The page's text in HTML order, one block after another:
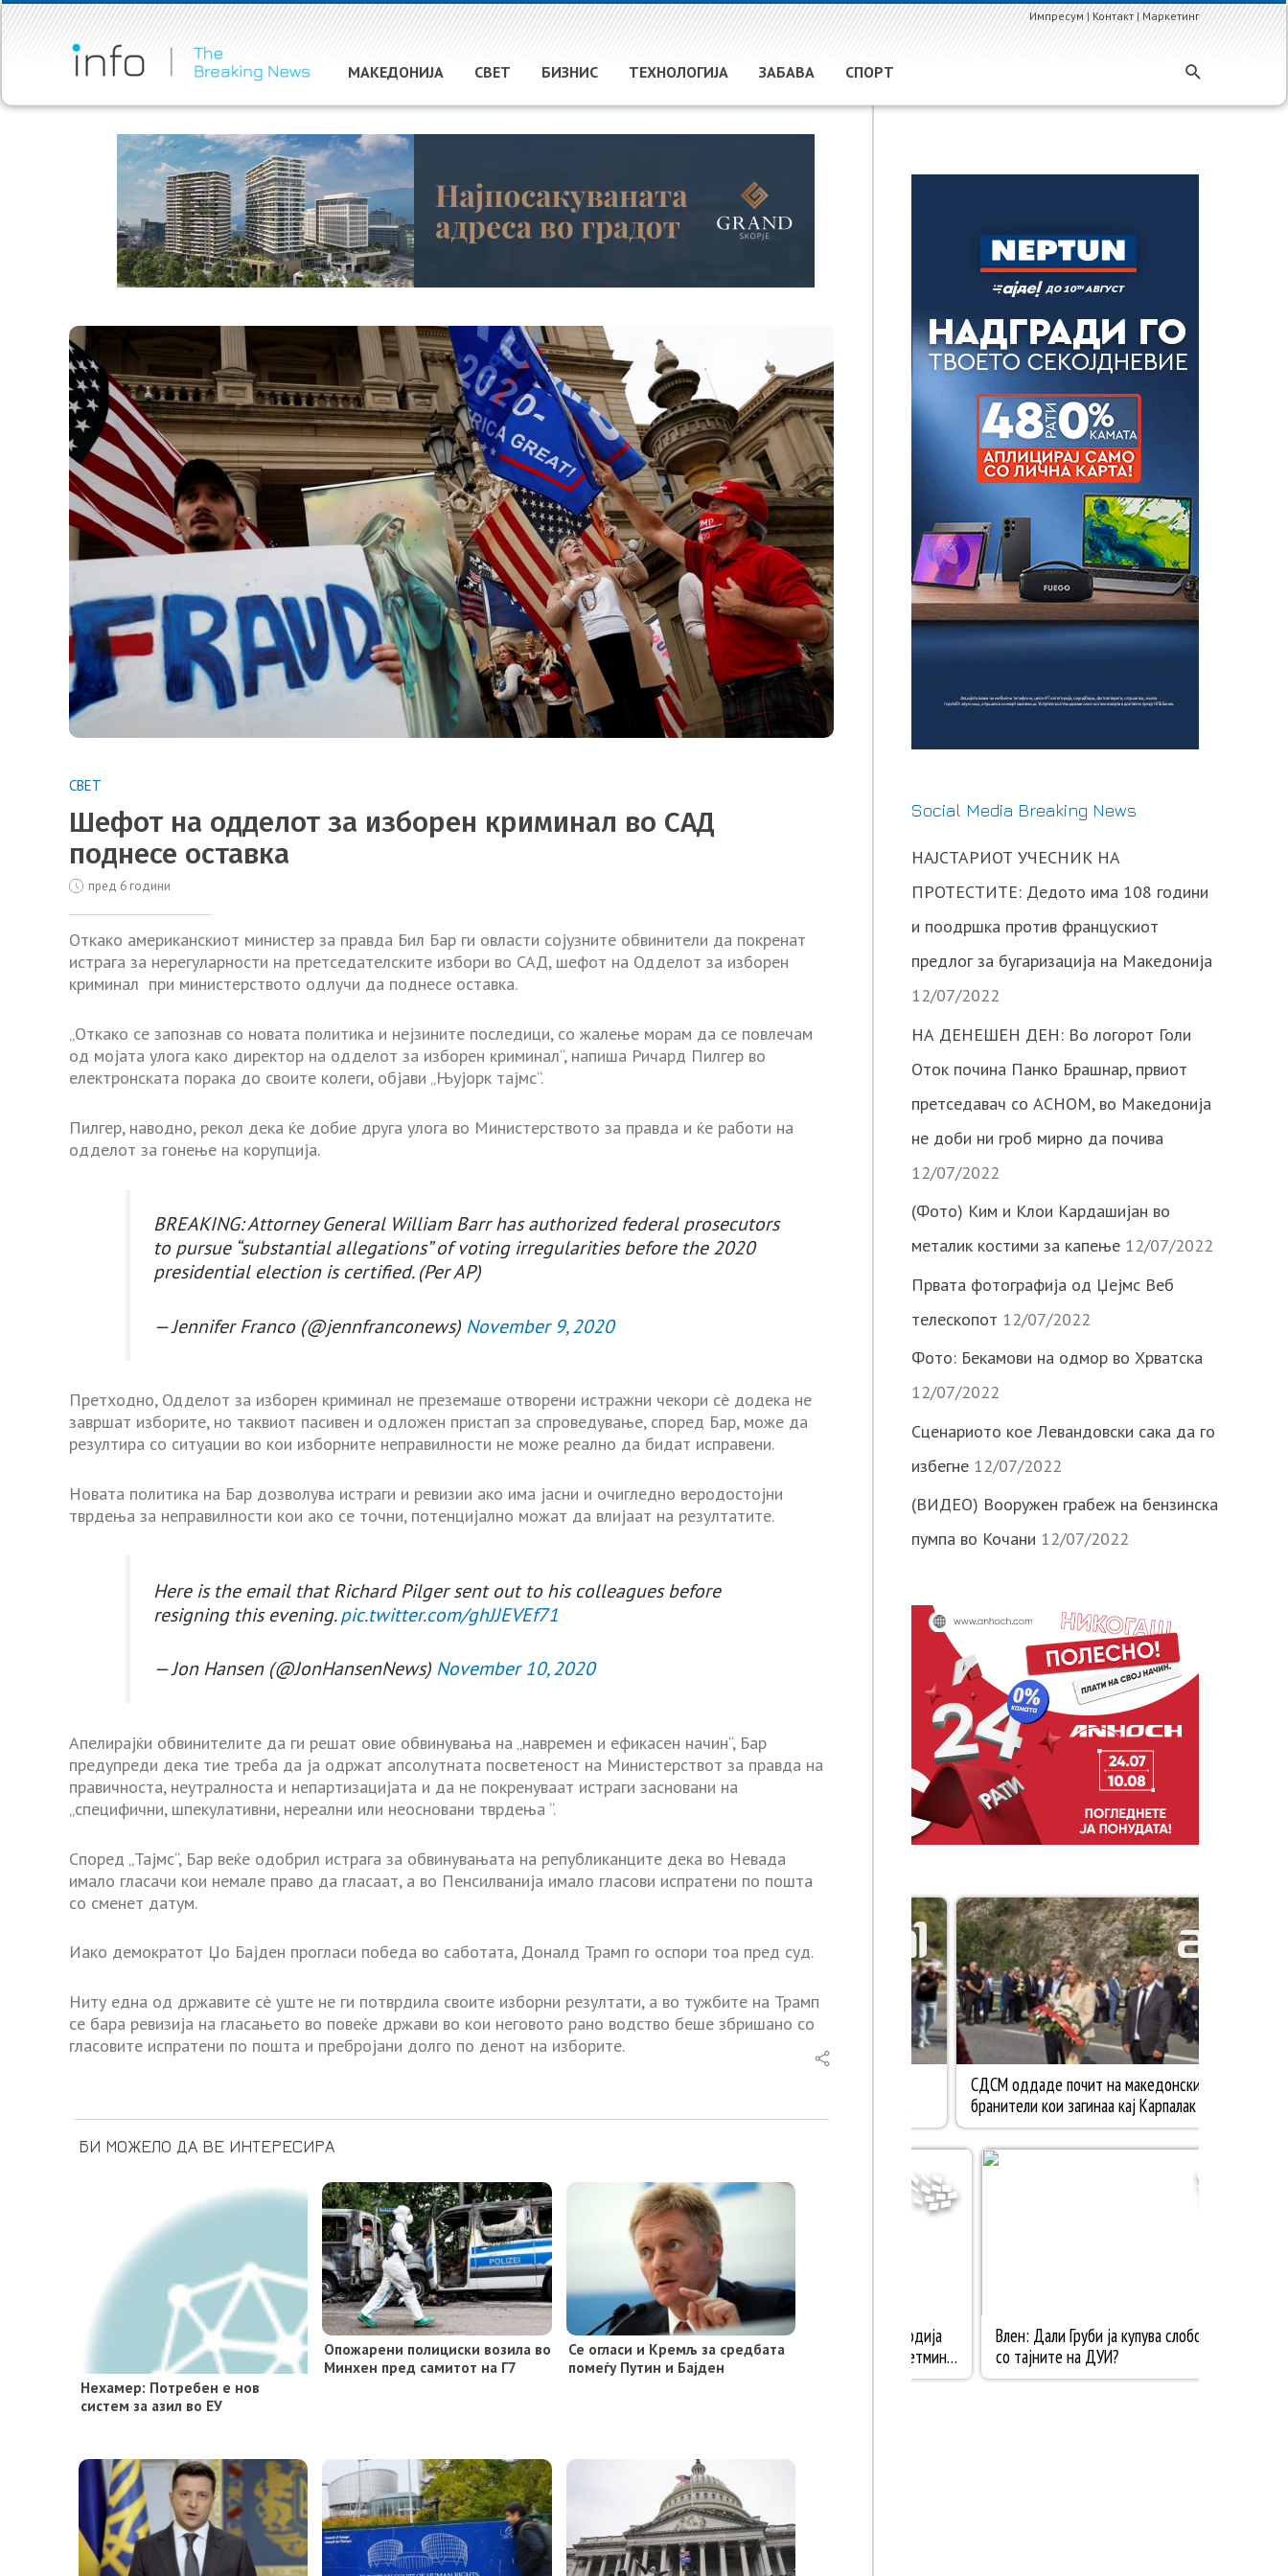
Импресум|Контакт|Маркетинг
МАКЕДОНИЈА СВЕТ БИЗНИС ТЕХНОЛОГИЈА ЗАБАВА СПОРТ
СВЕТ
Шефот на одделот за изборен криминал во САД
поднесе оставка
пред 6 години
Откако американскиот министер за правда Бил Бар ги овласти сојузните обвинители да покренат
истрага за нерегуларности на претседателските избори во САД, шефот на Одделот за изборен
криминал при министерството одлучи да поднесе оставка.
„Откако се запознав со новата политика и нејзините последици, со жалење морам да се повлечам
од мојата улога како директор на одделот за изборен криминал“, напиша Ричард Пилгер во
електронската порака до своите колеги, објави „Њујорк тајмс“.
Пилгер, наводно, рекол дека ќе добие друга улога во Министерството за правда и ќе работи на
одделот за гонење на корупција.
BREAKING: Attorney General William Barr has authorized federal prosecutors
to pursue “substantial allegations” of voting irregularities before the 2020
presidential election is certified. (Per AP)
— Jennifer Franco (@jennfranconews) November 9, 2020
Претходно, Одделот за изборен криминал не преземаше отворени истражни чекори сè додека не
завршат изборите, но таквиот пасивен и одложен пристап за спроведување, според Бар, може да
резултира со ситуации во кои изборните неправилности не може реално да бидат исправени.
Новата политика на Бар дозволува истраги и ревизии ако има јасни и очигледно веродостојни
тврдења за неправилности кои ако се точни, потенцијално можат да влијаат на резултатите.
Here is the email that Richard Pilger sent out to his colleagues before
resigning this evening.pic.twitter.com/ghJJEVEf71
— Jon Hansen (@JonHansenNews) November 10, 2020
Апелирајќи обвинителите да ги решат овие обвинувања на „навремен и ефикасен начин“, Бар
предупреди дека тие треба да ја одржат апсолутната посветеност на Министерствот за правда на
правичноста, неутралноста и непартизацијата и да не покренуваат истраги засновани на
„специфични, шпекулативни, нереални или неосновани тврдења “.
Според „Тајмс“, Бар веќе одобрил истрага за обвинувањата на републиканците дека во Невада
имало гласачи кои немале право да гласаат, а во Пенсилванија имало гласови испратени по пошта
со сменет датум.
Иако демократот Џо Бајден прогласи победа во саботата, Доналд Трамп го оспори тоа пред суд.
Ниту една од државите сè уште не ги потврдила своите изборни резултати, а во тужбите на Трамп
се бара ревизија на гласањето во повеќе држави во кои неговото рано водство беше збришано со
гласовите испратени по пошта и пребројани долго по денот на изборите.
БИ МОЖЕЛО ДА ВЕ ИНТЕРЕСИРА
Нехамер: Потребен е нов
систем за азил во ЕУ
Опожарени полициски возила во
Минхен пред самитот на Г7
Се огласи и Кремљ за средбата
помеѓу Путин и Бајден
Social Media Breaking News
НАЈСТАРИОТ УЧЕСНИК НА
ПРОТЕСТИТЕ: Дедото има 108 години
и поодршка против францускиот
предлог за бугаризација на Македонија
12/07/2022
НА ДЕНЕШЕН ДЕН: Во логорот Голи
Оток почина Панко Брашнар, првиот
претседавач со АСНОМ, во Македонија
не доби ни гроб мирно да почива
12/07/2022
(Фото) Ким и Клои Кардашијан во
металик костими за капење 12/07/2022
Првата фотографија од Џејмс Веб
телескопот 12/07/2022
Фото: Бекамови на одмор во Хрватска
12/07/2022
Сценариото кое Левандовски сака да го
избегне 12/07/2022
(ВИДЕО) Вооружен грабеж на бензинска
пумпа во Кочани 12/07/2022